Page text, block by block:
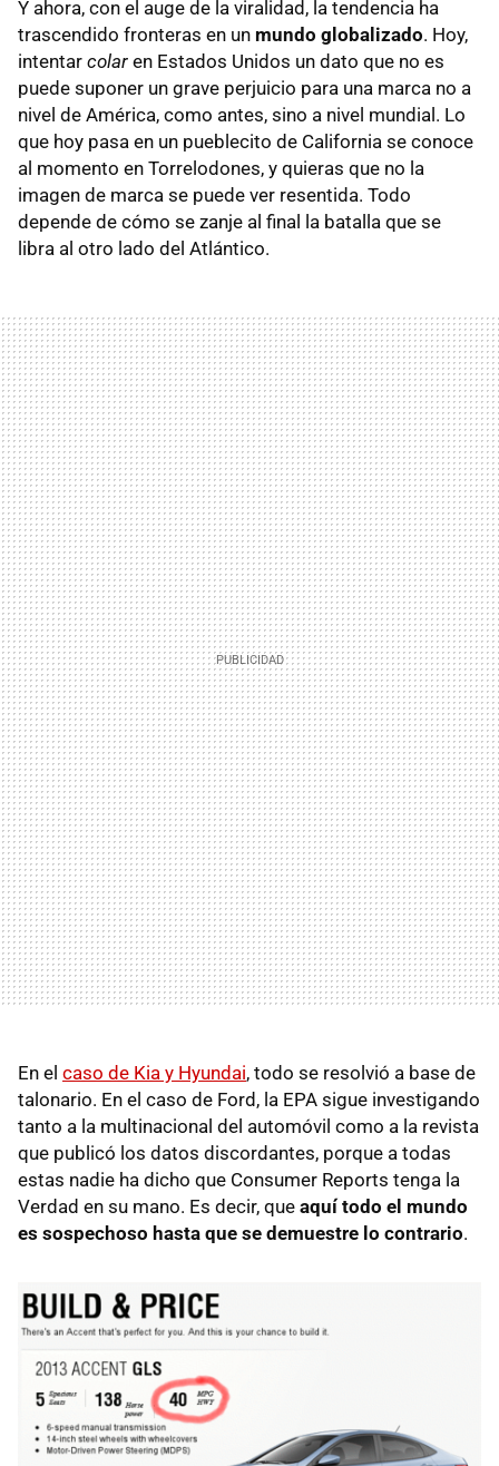
Y ahora, con el auge de la viralidad, la tendencia ha
trascendido fronteras en un mundo globalizado. Hoy,
intentar colar en Estados Unidos un dato que no es
puede suponer un grave perjuicio para una marca no a
nivel de América, como antes, sino a nivel mundial. Lo
que hoy pasa en un pueblecito de California se conoce
al momento en Torrelodones, y quieras que no la
imagen de marca se puede ver resentida. Todo
depende de cómo se zanje al final la batalla que se
libra al otro lado del Atlántico.
En el caso de Kia y Hyundai, todo se resolvió a base de
talonario. En el caso de Ford, la EPA sigue investigando
tanto a la multinacional del automóvil como a la revista
que publicó los datos discordantes, porque a todas
estas nadie ha dicho que Consumer Reports tenga la
Verdad en su mano. Es decir, que aquí todo el mundo
es sospechoso hasta que se demuestre lo contrario.